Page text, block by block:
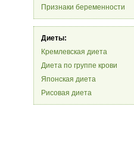
Признаки беременности
Диеты:
Кремлевская диета
Диета по группе крови
Японская диета
Рисовая диета